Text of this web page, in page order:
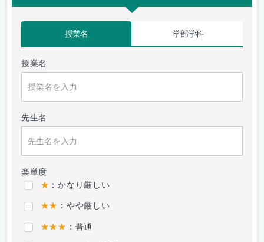
授業名 学部学科
授業名
先生名
楽単度
★ ：かなり厳しい
★★ ：やや厳しい
★★★ ：普通